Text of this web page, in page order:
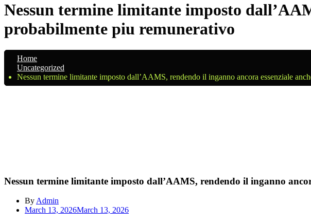
Nessun termine limitante imposto
probabilmente piu remunerativo
Home
Uncategorized
Nessun termine limitante imposto dall’AAMS, rendendo il inganno ancora essenziale
Nessun termine limitante imposto dall’AAMS, rendendo il inganno
By Admin
March 13, 2026March 13, 2026